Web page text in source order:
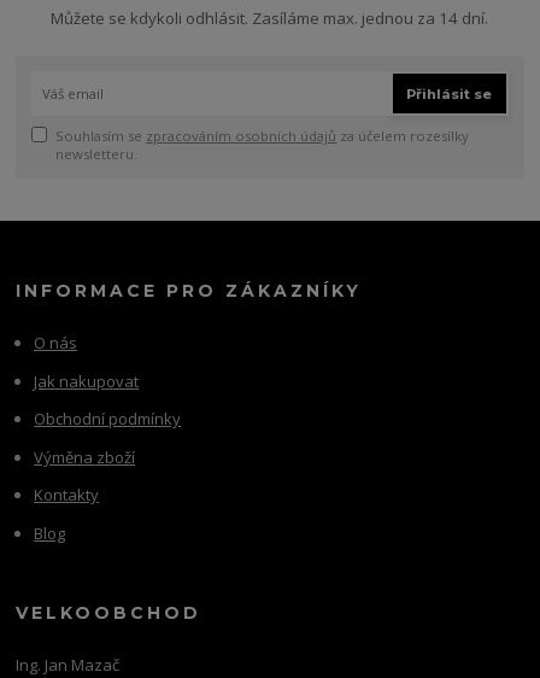
Můžete se kdykoli odhlásit. Zasíláme max. jednou za 14 dní.
Přihlásit se
Souhlasím se zpracováním osobních údajů za účelem rozesílky
newsletteru.
INFORMACE PRO ZÁKAZNÍKY
O nás
Jak nakupovat
Obchodní podmínky
Výměna zboží
Kontakty
Blog
VELKOOBCHOD
Ing. Jan Mazač